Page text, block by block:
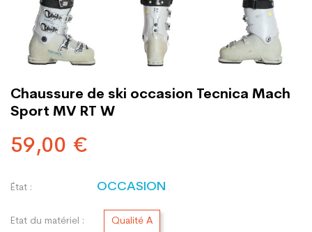
Chaussure de ski occasion Tecnica Mach
Sport MV RT W
59,00 €
État : OCCASION
Etat du matériel : Qualité A